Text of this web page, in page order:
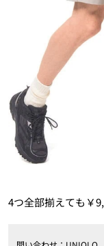
4つ全部揃えても￥